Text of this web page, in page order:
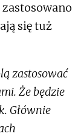
się tuż
zastosować
Że będzie
Głównie